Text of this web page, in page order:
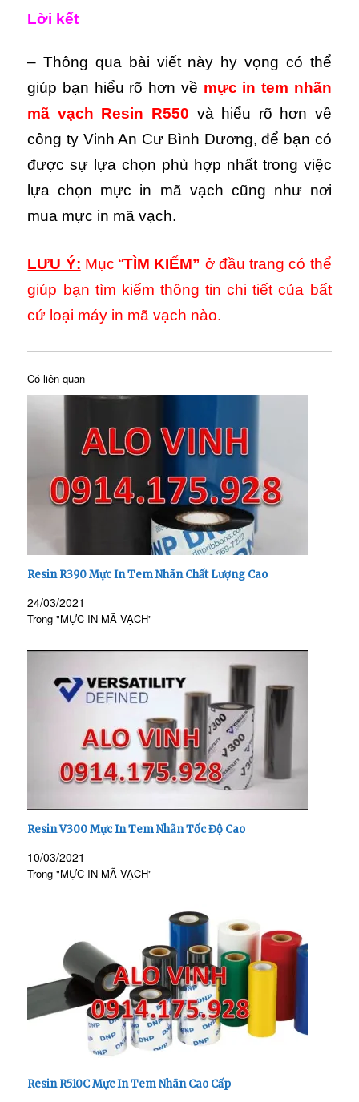
Lời kết
– Thông qua bài viết này hy vọng có thể
giúp bạn hiểu rõ hơn về mực in tem nhãn
mã vạch Resin R550 và hiểu rõ hơn về
công ty Vinh An Cư Bình Dương, để bạn có
được sự lựa chọn phù hợp nhất trong việc
lựa chọn mực in mã vạch cũng như nơi
mua mực in mã vạch.
LƯU Ý: Mục “TÌM KIẾM” ở đầu trang có thể
giúp bạn tìm kiếm thông tin chi tiết của bất
cứ loại máy in mã vạch nào.
Có liên quan
Resin R390 Mực In Tem Nhãn Chất Lượng Cao
24/03/2021
Trong "MỰC IN MÃ VẠCH"
Resin V300 Mực In Tem Nhãn Tốc Độ Cao
10/03/2021
Trong "MỰC IN MÃ VẠCH"
Resin R510C Mực In Tem Nhãn Cao Cấp